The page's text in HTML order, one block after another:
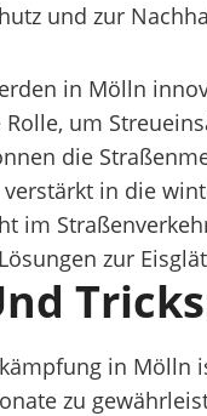
und zur
in Mölln
um
die
in die
im
zur
in Mölln
zu